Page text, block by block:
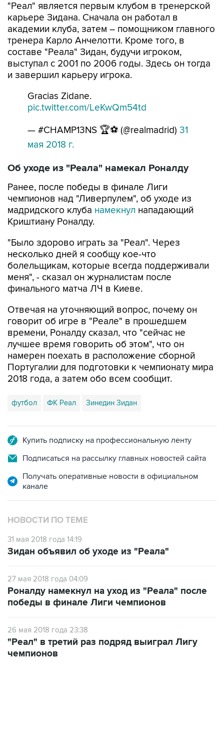
"Реал" является первым клубом в тренерской
карьере Зидана. Сначала он работал в
академии клуба, затем – помощником главного
тренера Карло Анчелотти. Кроме того, в
составе "Реала" Зидан, будучи игроком,
выступал с 2001 по 2006 годы. Здесь он тогда
и завершил карьеру игрока.
Gracias Zidane.
pic.twitter.com/LeKwQm54td
— #CHAMP13NS 🏆⚽️ (@realmadrid) 31
мая 2018 г.
Об уходе из "Реала" намекал Роналду
Ранее, после победы в финале Лиги
чемпионов над "Ливерпулем", об уходе из
мадридского клуба намекнул нападающий
Криштиану Роналду.
"Было здорово играть за "Реал". Через
несколько дней я сообщу кое-что
болельщикам, которые всегда поддерживали
меня", - сказал он журналистам после
финального матча ЛЧ в Киеве.
Отвечая на уточняющий вопрос, почему он
говорит об игре в "Реале" в прошедшем
времени, Роналду сказал, что "сейчас не
лучшее время говорить об этом", что он
намерен поехать в расположение сборной
Португалии для подготовки к чемпионату мира
2018 года, а затем обо всем сообщит.
футбол ФК Реал Зинедин Зидан
Купить подписку на профессиональную ленту
Подписаться на рассылку главных новостей сайта
Получать оперативные новости в официальном
канале
НОВОСТИ ПО ТЕМЕ
31 мая 2018 года 14:19
Зидан объявил об уходе из "Реала"
27 мая 2018 года 04:09
Роналду намекнул на уход из "Реала" после
победы в финале Лиги чемпионов
26 мая 2018 года 23:38
"Реал" в третий раз подряд выиграл Лигу
чемпионов